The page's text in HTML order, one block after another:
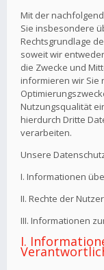
Mit der
Sie insbesondere
Rechtsgrundlage
soweit wir
die Zwecke und
informieren wir Sie
Nutzungsqualität
hierdurch Dritte
verarbeiten.
Unsere
I. Informationen
II. Rechte der
III. Informationen
I.